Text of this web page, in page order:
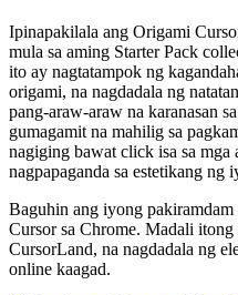
Ipinapakilala ang Origami
mula sa aming Starter Pack
ito ay nagtatampok ng
origami, na nagdadala ng
pang-araw-araw na karanasan
gumagamit na mahilig sa
nagiging bawat click isa sa mga
nagpapaganda sa estetikang ng
Baguhin ang iyong
Cursor sa Chrome. Madali
CursorLand, na nagdadala ng
online kaagad.